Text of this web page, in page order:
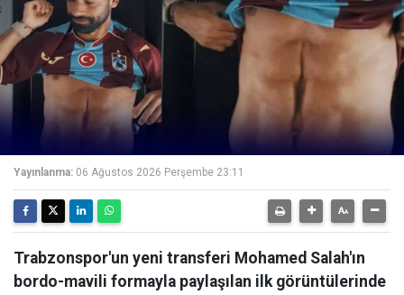
Yayınlanma: 06 Ağustos 2026 Perşembe 23:11
Trabzonspor'un yeni transferi Mohamed Salah'ın
bordo-mavili formayla paylaşılan ilk görüntülerinde